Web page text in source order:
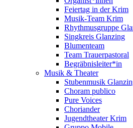
Feiertag in der Krim
Musik-Team Krim
Rhythmusgruppe
Singkreis Glanzing
Blumenteam
Team Trauerpastoral
Begräbnisleiter*in
Musik & Theater
Stubenmusik
Choram publico
Pure Voices
Choriander
Jugendtheater Krim